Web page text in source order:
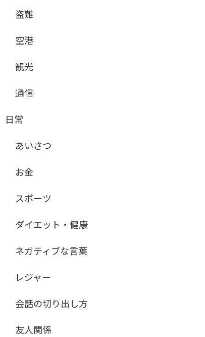
盗難
空港
観光
通信
日常
あいさつ
お金
スポーツ
ダイエット・健康
ネガティブな言葉
レジャー
会話の切り出し方
友人関係